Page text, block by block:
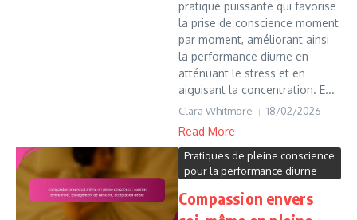
pratique puissante qui favorise
la prise de conscience moment
par moment, améliorant ainsi
la performance diurne en
atténuant le stress et en
aiguisant la concentration. E...
Clara Whitmore 18/02/2026
Read More
Pratiques de pleine conscience
pour la performance diurne
Compassion envers